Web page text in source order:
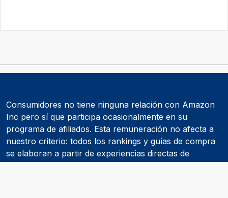
Consumidores no tiene ninguna relación con Amazon
Inc pero sí que participa ocasionalmente en su
programa de afiliados. Esta remuneración no afecta a
nuestro criterio: todos los rankings y guías de compra
se elaboran a partir de experiencias directas de
consumidores y de informes realizados por